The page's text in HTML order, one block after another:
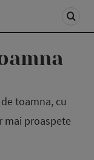
toamna, cu
mai proaspete